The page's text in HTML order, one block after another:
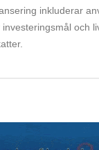
inkluderar
och